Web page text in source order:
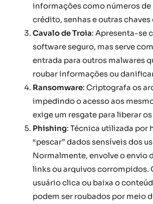
informações como números de
crédito, senhas e outras chaves
Cavalo de Troia: Apresenta-se
software seguro, mas serve
entrada para outros malwares
roubar informações ou
Ransomware: Criptografa os
impedindo o acesso aos
exige um resgate para liberar
Phishing: Técnica utilizada por
“pescar” dados sensíveis dos
Normalmente, envolve o envio
links ou arquivos corrompidos.
usuário clica ou baixa o
podem ser roubados por meio